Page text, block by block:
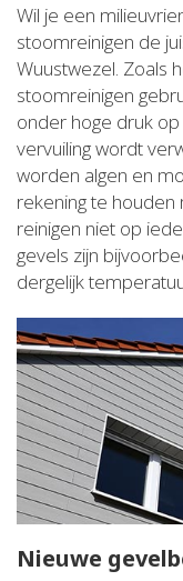
Wil je een
stoomreinigen de
Wuustwezel. Zoals
stoomreinigen
onder hoge druk
vervuiling wordt
worden algen en
rekening te
reinigen niet op
gevels zijn
dergelijk
Nieuwe